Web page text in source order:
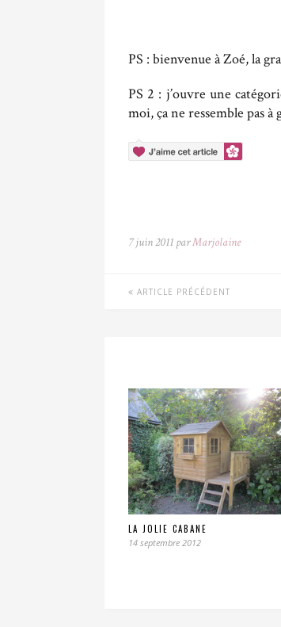
PS : bienvenue à Zoé, la
PS 2 : j’ouvre une
moi, ça ne ressemble pas à
7 juin 2011 parMarjolaine
ARTICLE PRÉCÉDENT
LA JOLIE CABANE
14 septembre 2012